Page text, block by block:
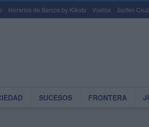
Horarios de Barcos by Kikoto Vuelos Sorteo
SUCESOS FRONTERA